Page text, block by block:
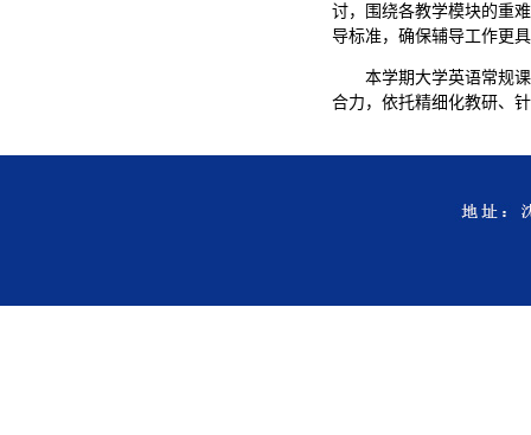
讨，围绕各教学模块的重
导标准，确保辅导工作更
本学期大学英语常规
合力，依托精细化教研、